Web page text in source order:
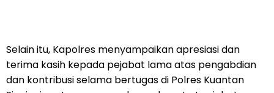
Selain itu, Kapolres menyampaikan apresiasi dan
terima kasih kepada pejabat lama atas pengabdian
dan kontribusi selama bertugas di Polres Kuantan